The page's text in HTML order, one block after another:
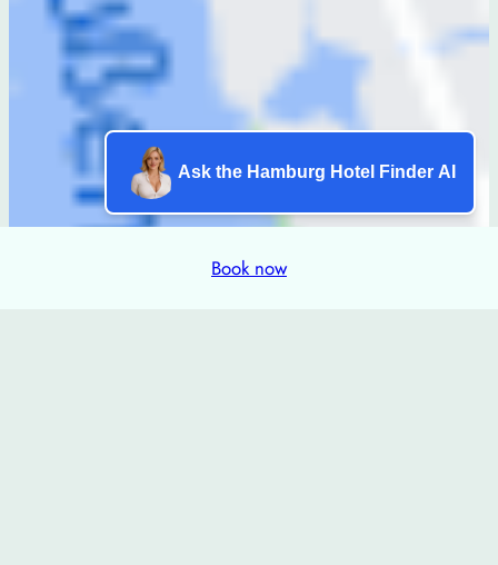
Book now
Ask the Hamburg Hotel Finder AI